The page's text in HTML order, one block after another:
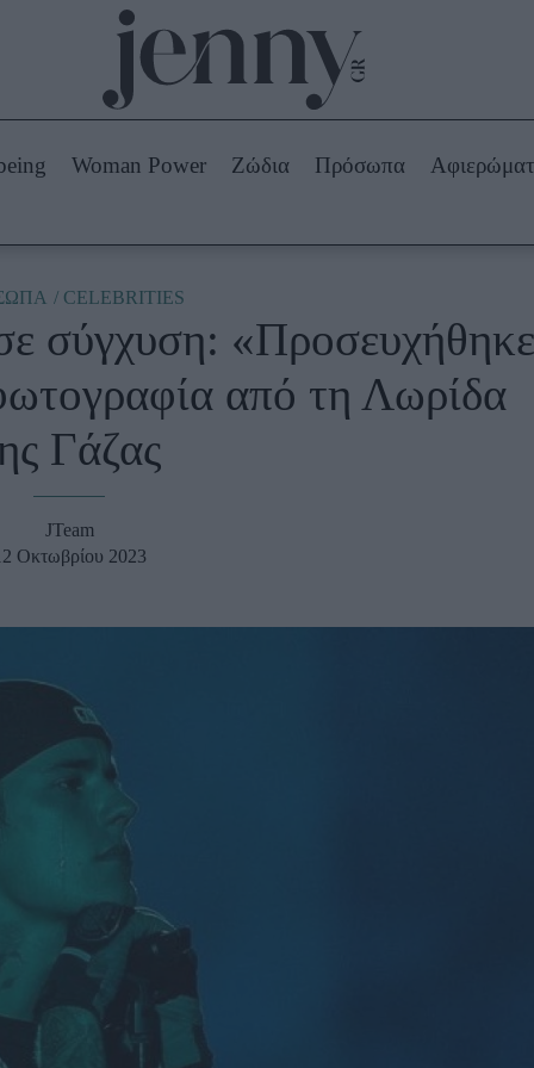
Beauty -
Ομορφιά
Skincare
Μακιγιάζ
Ζώδια
Woman Power Ζώδια Πρόσωπα
CELEBRITIES
σύγχυση: «Προσευχήθηκε
από τη Λωρίδα
Γάζας
JTeam
Οκτωβρίου 2023